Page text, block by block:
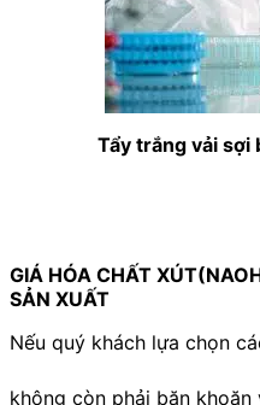
Tẩy trắng vải sợi
GIÁ HÓA CHẤT
SẢN XUẤT
Nếu quý khách lựa chọn
không còn phải băn khoăn